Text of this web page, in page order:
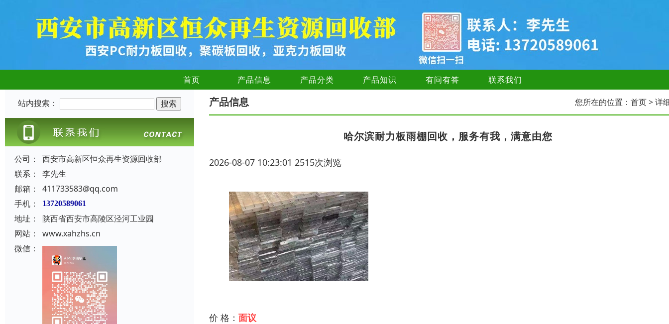
首页 产品信息 产品分类 产品知识 有问有答 联系我们
站内搜索：
公司：
西安市高新区恒众再生资源回收部
联系：
李先生
邮箱：
411733583@qq.com
手机：
13720589061
地址：
陕西省西安市高陵区泾河工业园
网站：
www.xahzhs.cn
微信：
产品信息 您所在的位置： 首页> 详
哈尔滨耐力板雨棚回收，服务有我，满意由您
2026-08-07 10:23:01 2515次浏览
价 格： 面议